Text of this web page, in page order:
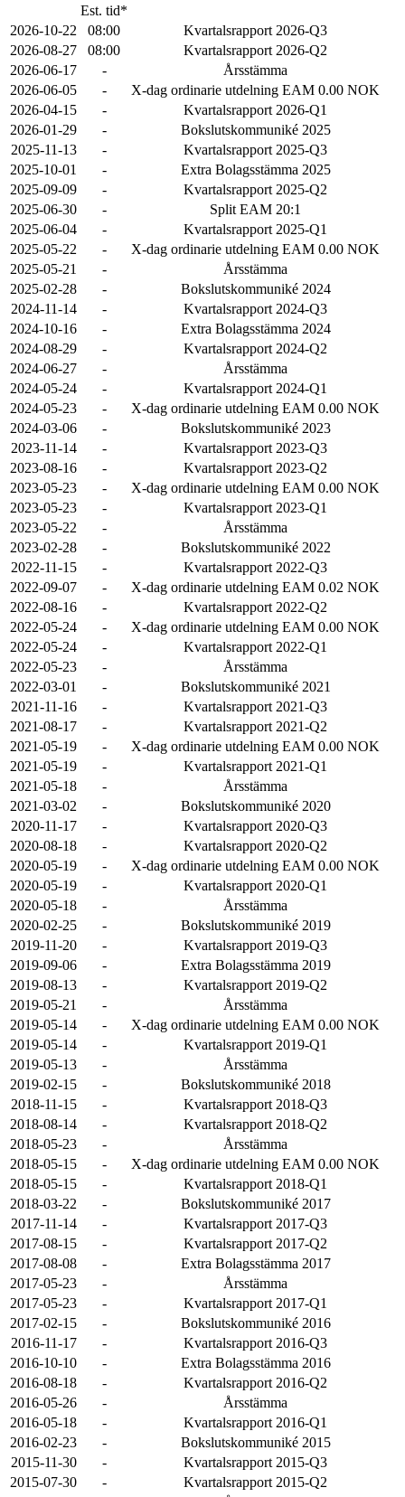
Est. tid*
2026-10-22
08:00
Kvartalsrapport 2026-Q3
2026-08-27
08:00
Kvartalsrapport 2026-Q2
2026-06-17
-
Årsstämma
2026-06-05
-
X-dag ordinarie utdelning EAM 0.00 NOK
2026-04-15
-
Kvartalsrapport 2026-Q1
2026-01-29
-
Bokslutskommuniké 2025
2025-11-13
-
Kvartalsrapport 2025-Q3
2025-10-01
-
Extra Bolagsstämma 2025
2025-09-09
-
Kvartalsrapport 2025-Q2
2025-06-30
-
Split EAM 20:1
2025-06-04
-
Kvartalsrapport 2025-Q1
2025-05-22
-
X-dag ordinarie utdelning EAM 0.00 NOK
2025-05-21
-
Årsstämma
2025-02-28
-
Bokslutskommuniké 2024
2024-11-14
-
Kvartalsrapport 2024-Q3
2024-10-16
-
Extra Bolagsstämma 2024
2024-08-29
-
Kvartalsrapport 2024-Q2
2024-06-27
-
Årsstämma
2024-05-24
-
Kvartalsrapport 2024-Q1
2024-05-23
-
X-dag ordinarie utdelning EAM 0.00 NOK
2024-03-06
-
Bokslutskommuniké 2023
2023-11-14
-
Kvartalsrapport 2023-Q3
2023-08-16
-
Kvartalsrapport 2023-Q2
2023-05-23
-
X-dag ordinarie utdelning EAM 0.00 NOK
2023-05-23
-
Kvartalsrapport 2023-Q1
2023-05-22
-
Årsstämma
2023-02-28
-
Bokslutskommuniké 2022
2022-11-15
-
Kvartalsrapport 2022-Q3
2022-09-07
-
X-dag ordinarie utdelning EAM 0.02 NOK
2022-08-16
-
Kvartalsrapport 2022-Q2
2022-05-24
-
X-dag ordinarie utdelning EAM 0.00 NOK
2022-05-24
-
Kvartalsrapport 2022-Q1
2022-05-23
-
Årsstämma
2022-03-01
-
Bokslutskommuniké 2021
2021-11-16
-
Kvartalsrapport 2021-Q3
2021-08-17
-
Kvartalsrapport 2021-Q2
2021-05-19
-
X-dag ordinarie utdelning EAM 0.00 NOK
2021-05-19
-
Kvartalsrapport 2021-Q1
2021-05-18
-
Årsstämma
2021-03-02
-
Bokslutskommuniké 2020
2020-11-17
-
Kvartalsrapport 2020-Q3
2020-08-18
-
Kvartalsrapport 2020-Q2
2020-05-19
-
X-dag ordinarie utdelning EAM 0.00 NOK
2020-05-19
-
Kvartalsrapport 2020-Q1
2020-05-18
-
Årsstämma
2020-02-25
-
Bokslutskommuniké 2019
2019-11-20
-
Kvartalsrapport 2019-Q3
2019-09-06
-
Extra Bolagsstämma 2019
2019-08-13
-
Kvartalsrapport 2019-Q2
2019-05-21
-
Årsstämma
2019-05-14
-
X-dag ordinarie utdelning EAM 0.00 NOK
2019-05-14
-
Kvartalsrapport 2019-Q1
2019-05-13
-
Årsstämma
2019-02-15
-
Bokslutskommuniké 2018
2018-11-15
-
Kvartalsrapport 2018-Q3
2018-08-14
-
Kvartalsrapport 2018-Q2
2018-05-23
-
Årsstämma
2018-05-15
-
X-dag ordinarie utdelning EAM 0.00 NOK
2018-05-15
-
Kvartalsrapport 2018-Q1
2018-03-22
-
Bokslutskommuniké 2017
2017-11-14
-
Kvartalsrapport 2017-Q3
2017-08-15
-
Kvartalsrapport 2017-Q2
2017-08-08
-
Extra Bolagsstämma 2017
2017-05-23
-
Årsstämma
2017-05-23
-
Kvartalsrapport 2017-Q1
2017-02-15
-
Bokslutskommuniké 2016
2016-11-17
-
Kvartalsrapport 2016-Q3
2016-10-10
-
Extra Bolagsstämma 2016
2016-08-18
-
Kvartalsrapport 2016-Q2
2016-05-26
-
Årsstämma
2016-05-18
-
Kvartalsrapport 2016-Q1
2016-02-23
-
Bokslutskommuniké 2015
2015-11-30
-
Kvartalsrapport 2015-Q3
2015-07-30
-
Kvartalsrapport 2015-Q2